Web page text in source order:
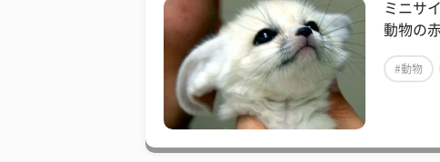
ミニサ
動物の
#動物